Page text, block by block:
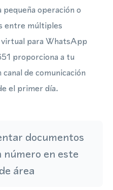
operación o
entre múltiples
para WhatsApp
proporciona a tu
de comunicación
el primer día.
documentos
en este
área